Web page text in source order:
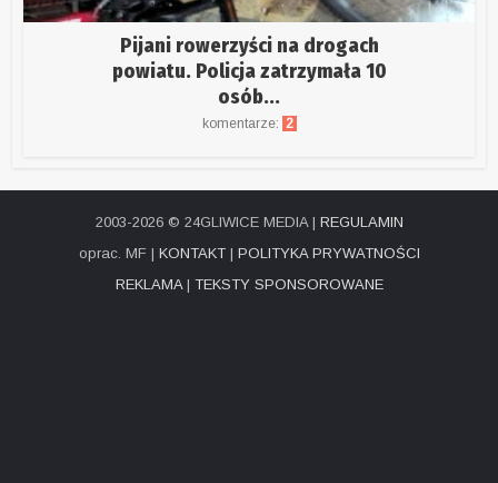
Pijani rowerzyści na drogach
powiatu. Policja zatrzymała 10
osób...
komentarze: 2
2003-2026 © 24GLIWICE MEDIA | REGULAMIN
oprac. MF | KONTAKT| POLITYKA PRYWATNOŚCI
REKLAMA| TEKSTY SPONSOROWANE